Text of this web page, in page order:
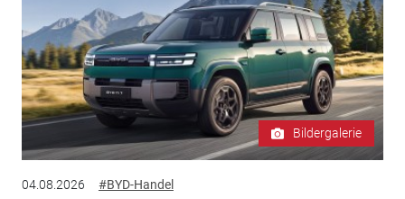
Bildergalerie
04.08.2026 #BYD-Handel